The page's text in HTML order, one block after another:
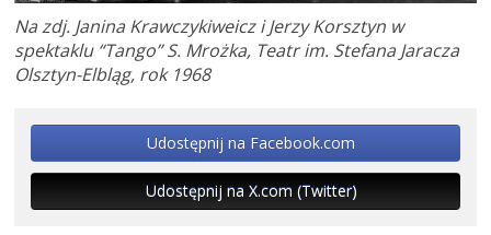
Na zdj. Janina Krawczykiweicz i Jerzy Korsztyn w
spektaklu “Tango” S. Mrożka, Teatr im. Stefana Jaracza
Olsztyn-Elbląg, rok 1968
Udostępnij na Facebook.com
Udostępnij na X.com (Twitter)